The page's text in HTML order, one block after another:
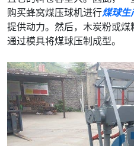
购买蜂窝煤压球机进行煤球生
提供动力。然后，木炭粉或
通过模具将煤球压制成型。